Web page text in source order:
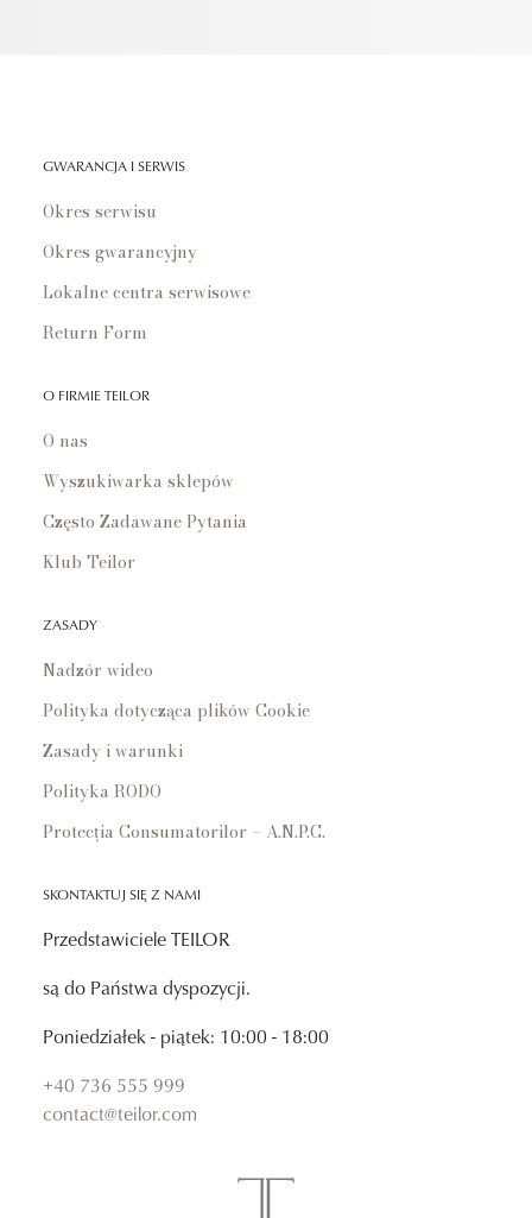
GWARANCJA I SERWIS
Okres serwisu
Okres gwarancyjny
Lokalne centra serwisowe
Return Form
O FIRMIE TEILOR
O nas
Wyszukiwarka sklepów
Często Zadawane Pytania
Klub Teilor
ZASADY
Nadzór wideo
Polityka dotycząca plików Cookie
Zasady i warunki
Polityka RODO
Protecția Consumatorilor – A.N.P.C.
SKONTAKTUJ SIĘ Z NAMI
Przedstawiciele TEILOR
są do Państwa dyspozycji.
Poniedziałek - piątek: 10:00 - 18:00
+40 736 555 999
contact@teilor.com